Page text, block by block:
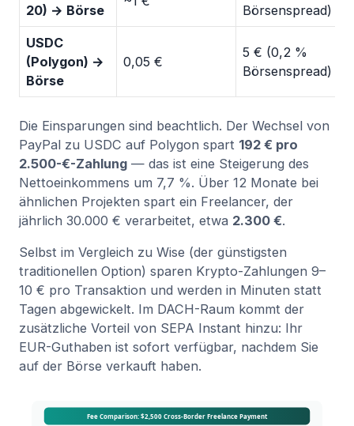
20) → Börse
Börsenspread)
USDC
(Polygon) →
Börse
0,05 €
5 € (0,2 %
Börsenspread)
Die Einsparungen sind beachtlich. Der Wechsel von
PayPal zu USDC auf Polygon spart 192 € pro
2.500-€-Zahlung — das ist eine Steigerung des
Nettoeinkommens um 7,7 %. Über 12 Monate bei
ähnlichen Projekten spart ein Freelancer, der
jährlich 30.000 € verarbeitet, etwa 2.300 €.
Selbst im Vergleich zu Wise (der günstigsten
traditionellen Option) sparen Krypto-Zahlungen 9–
10 € pro Transaktion und werden in Minuten statt
Tagen abgewickelt. Im DACH-Raum kommt der
zusätzliche Vorteil von SEPA Instant hinzu: Ihr
EUR-Guthaben ist sofort verfügbar, nachdem Sie
auf der Börse verkauft haben.